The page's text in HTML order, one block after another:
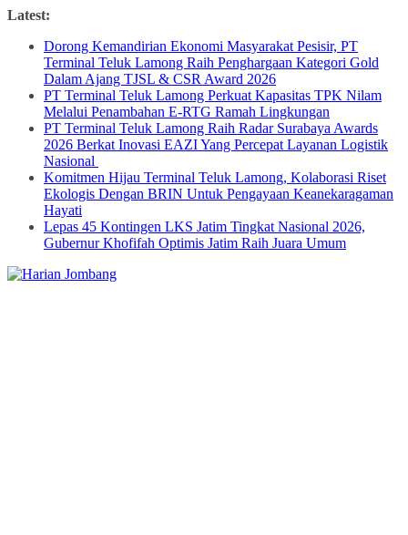
Skip
content
Latest:
Dorong Kemandirian Ekonomi Masyarakat Pesisir, PT
Terminal Teluk Lamong Raih Penghargaan Kategori Gold
Dalam Ajang TJSL & CSR Award 2026
PT Terminal Teluk Lamong Perkuat Kapasitas TPK Nilam
Melalui Penambahan E-RTG Ramah Lingkungan
PT Terminal Teluk Lamong Raih Radar Surabaya Awards
2026 Berkat Inovasi EAZI Yang Percepat Layanan Logistik
Nasional
Komitmen Hijau Terminal Teluk Lamong, Kolaborasi Riset
Ekologis Dengan BRIN Untuk Pengayaan Keanekaragaman
Hayati
Lepas 45 Kontingen LKS Jatim Tingkat Nasional 2026,
Gubernur Khofifah Optimis Jatim Raih Juara Umum